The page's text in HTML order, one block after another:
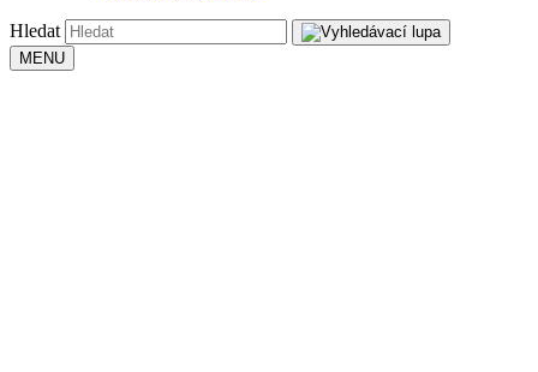
Hledat
MENU